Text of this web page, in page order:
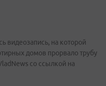
видеозапись, на которой
домов прорвало трубу
со ссылкой на